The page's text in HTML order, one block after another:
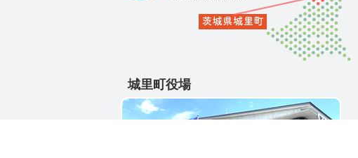
城里町役場